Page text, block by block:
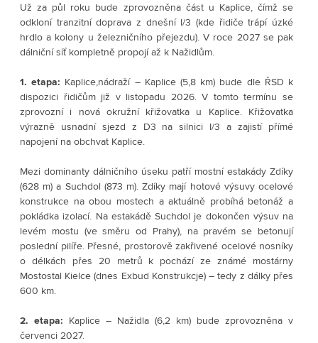
Už za půl roku bude zprovozněna část u Kaplice, čímž se
odkloní tranzitní doprava z dnešní I/3 (kde řidiče trápí úzké
hrdlo a kolony u železničního přejezdu). V roce 2027 se pak
dálniční síť kompletně propojí až k Nažidlům.
1. etapa: Kaplice,nádraží – Kaplice (5,8 km) bude dle ŘSD k
dispozici řidičům již v listopadu 2026. V tomto termínu se
zprovozní i nová okružní křižovatka u Kaplice. Křižovatka
výrazně usnadní sjezd z D3 na silnici I/3 a zajistí přímé
napojení na obchvat Kaplice.
Mezi dominanty dálničního úseku patří mostní estakády Zdíky
(628 m) a Suchdol (873 m). Zdíky mají hotové výsuvy ocelové
konstrukce na obou mostech a aktuálně probíhá betonáž a
pokládka izolací. Na estakádě Suchdol je dokončen výsuv na
levém mostu (ve směru od Prahy), na pravém se betonují
poslední pilíře. Přesné, prostorově zakřivené ocelové nosníky
o délkách přes 20 metrů k pochází ze známé mostárny
Mostostal Kielce (dnes Exbud Konstrukcje) – tedy z dálky přes
600 km.
2. etapa: Kaplice – Nažidla (6,2 km) bude zprovozněna v
červenci 2027.